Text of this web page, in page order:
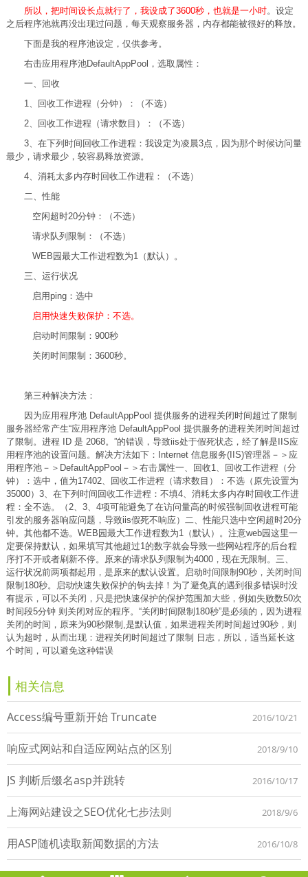
所以，把时间设长点就行了，我设成了3600秒，也就是一小时。设定
之后程序池就再没出现过问题，每天观察服务器，内存都能被很好的释放。
下面是我的程序池设定，仅供参考。
右击应用程序池DefaultAppPool，选取属性：
一、回收
1、回收工作进程（分钟）：（不选）
2、回收工作进程（请求数目）：（不选）
3、在下列时间回收工作进程：我设定为凌晨3点，因为那个时候访问量
最少，请求最少，较容易释放资源。
4、消耗太多内存时回收工作进程：（不选）
二、性能
空闲超时20分钟：（不选）
请求队列限制：（不选）
WEB园最大工作进程数为1（默认）。
三、运行状况
启用ping：选中
启用快速失败保护：不选。
启动时间限制：900秒
关闭时间限制：3600秒。
第三种解决方法：
因为应用程序池 DefaultAppPool 提供服务的进程关闭时间超过了限制
服务器经常产生“应用程序池 DefaultAppPool 提供服务的进程关闭时间超过
了限制。进程 ID 是 2068。”的错误，导致iis处于假死状态，经了解是IIS应
用程序池的设置问题。解决方法如下：Internet 信息服务(IIS)管理器－＞应
用程序池－＞DefaultAppPool－＞右击属性一、回收1、回收工作进程（分
钟）：选中，值为17402、回收工作进程（请求数目）：不选（原先设置为
35000）3、在下列时间回收工作进程：不填4、消耗太多内存时回收工作进
程：全不选。（2、3、4项可能避免了在访问量高的时候强制回收进程可能
引发的服务器响应问题，导致iis假死不响应）二、性能只选中空闲超时20分
钟。其他都不选。WEB园最大工作进程数为1（默认）。注意web园这里一
定要保持默认，如果填写其他超过1的数字就会导致一些网站程序的后台程
序打不开或者刷新不停。原来的请求队列限制为4000，现在无限制。三、
运行状况前两项都起用，是原来的默认设置。启动时间限制90秒，关闭时间
限制180秒。启动快速失败保护的钩去掉！为了避免真的遇到很多错误时没
有提示，可以不关闭，只是把快速保护的保护范围加大些，例如失败数50次
时间段5分钟 则关闭对应的程序。“关闭时间限制180秒”是必须的，因为进程
关闭的时间，原来为90秒限制,是默认值，如果进程关闭时间超过90秒，则
认为超时，从而出现：进程关闭时间超过了限制 日志，所以，适当延长这
个时间，可以避免这种错误
相关信息
Access编号重新开始 Truncate 2016/10/21
响应式网站和自适应网站点的区别 2018/9/10
JS 判断后缀名asp并跳转 2016/10/17
上海网站建设之SEO优化七步法则 2018/9/6
用ASP随机读取新闻数据的方法 2016/10/8